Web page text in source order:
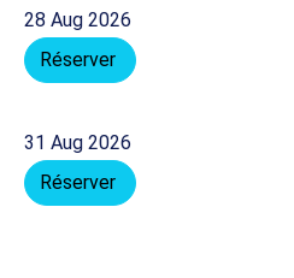
28 Aug 2026
Réserver
31 Aug 2026
Réserver